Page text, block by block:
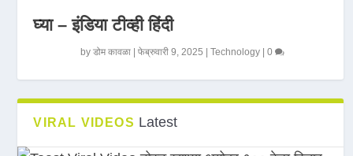
घ्या – इंडिया टीव्ही हिंदी
byडोम कावळा |फेब्रुवारी 9, 2025 |Technology |0
VIRAL VIDEOS Latest